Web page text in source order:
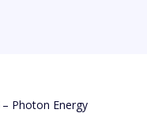
– Photon Energy